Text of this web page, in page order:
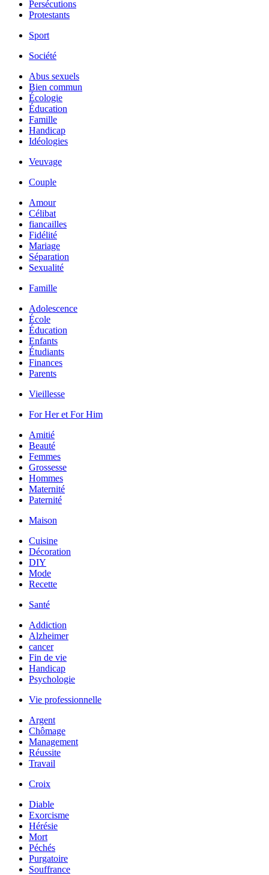
Persécutions
Protestants
Sport
Société
Abus sexuels
Bien commun
Écologie
Éducation
Famille
Handicap
Idéologies
Veuvage
Couple
Amour
Célibat
fiancailles
Fidélité
Mariage
Séparation
Sexualité
Famille
Adolescence
École
Éducation
Enfants
Étudiants
Finances
Parents
Vieillesse
For Her et For Him
Amitié
Beauté
Femmes
Grossesse
Hommes
Maternité
Paternité
Maison
Cuisine
Décoration
DIY
Mode
Recette
Santé
Addiction
Alzheimer
cancer
Fin de vie
Handicap
Psychologie
Vie professionnelle
Argent
Chômage
Management
Réussite
Travail
Croix
Diable
Exorcisme
Hérésie
Mort
Péchés
Purgatoire
Souffrance